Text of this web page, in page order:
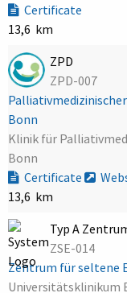
Certificate
13,6 km
ZPD
ZPD-007
Bonn
Klinik für
Bonn
Certificate
13,6 km
Typ A
ZSE-014
Zentrum für seltene
Universitätsklinikum